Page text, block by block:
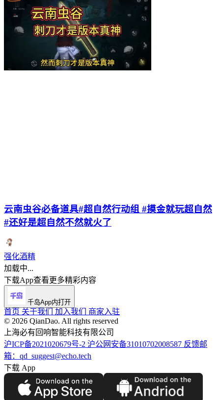
云南虫谷必备道具#超自然行动组 #摸金就玩超自然
#还好是超自然不然就火了
强化酒精
加载中...
下载App查看更多精彩内容
千岛App内打开
首页 关于我们 加入我们 商家入驻
©️ 2026 QianDao. All rights reserved
上海必有回响智能科技有限公司
沪ICP备2021020679号-2 沪公网安备31010702008587 反馈邮
箱：qd_suggest@echo.tech
下载 App